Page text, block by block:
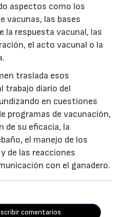
aspectos como los
vacunas, las bases
la respuesta vacunal, las
el acto vacunal o la
traslada esos
trabajo diario del
en cuestiones
programas de vacunación,
de su eficacia, la
el manejo de los
de las reacciones
con el ganadero.
comentarios